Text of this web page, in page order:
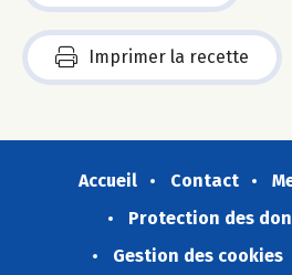
Imprimer la recette
Accueil Contact
Protection des
Gestion des cookies